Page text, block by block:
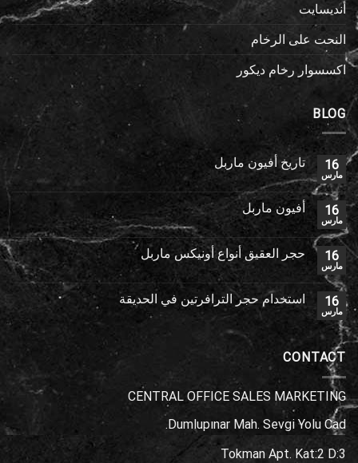
أنديسايت
النحت على الرخام
اكسسوار رخام ديكور
BLOG
16
مارس
تاريخ أفيون ماربل
16
مارس
أفيون ماربل
16
مارس
حجر العقيق أنواع أونيكس ماربل
16
مارس
استخدام حجر الترافرتين في الحديقة
CONTACT
CENTRAL OFFICE SALES MARKETING
Dumlupınar Mah. Sevgi Yolu Cad.
Tokman Apt. Kat:2 D:3